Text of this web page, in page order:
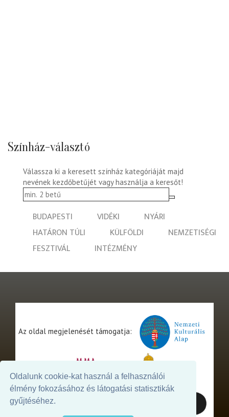
Oldalunk cookie-kat használ a felhasználói
élmény fokozásához és látogatási statisztikák
gyűjtéséhez.
Színház-választó
Válassza ki a keresett színház kategóriáját majd
nevének kezdőbetűjét vagy használja a keresőt!
BUDAPESTI VIDÉKI
NYÁRI
HATÁRON TÚLI
KÜLFÖLDI
NEMZETISÉGI
FESZTIVÁL
INTÉZMÉNY
Az oldal megjelenését támogatja: